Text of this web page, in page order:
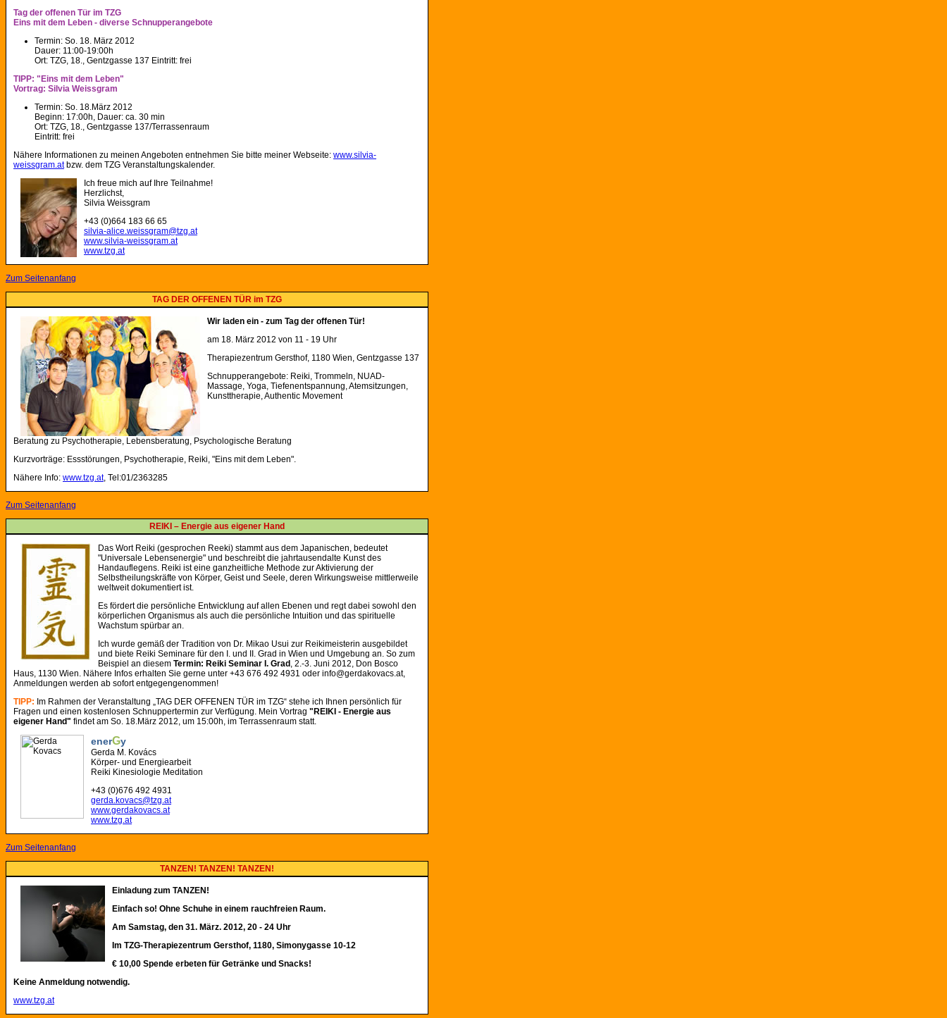
Tag der offenen Tür im TZG
Eins mit dem Leben - diverse Schnupperangebote
Termin: So. 18. März 2012
Dauer: 11:00-19:00h
Ort: TZG, 18., Gentzgasse 137 Eintritt: frei
TIPP: "Eins mit dem Leben"
Vortrag: Silvia Weissgram
Termin: So. 18.März 2012
Beginn: 17:00h, Dauer: ca. 30 min
Ort: TZG, 18., Gentzgasse 137/Terrassenraum
Eintritt: frei
Nähere Informationen zu meinen Angeboten entnehmen Sie bitte meiner Webseite: www.silvia-
weissgram.atbzw. dem TZG Veranstaltungskalender.
Ich freue mich auf Ihre Teilnahme!
Herzlichst,
Silvia Weissgram
+43 (0)664 183 66 65
silvia-alice.weissgram@tzg.at
www.silvia-weissgram.at
www.tzg.at
Zum Seitenanfang
TAG DER OFFENEN TÜR im TZG
Wir laden ein - zum Tag der offenen Tür!
am 18. März 2012 von 11 - 19 Uhr
Therapiezentrum Gersthof, 1180 Wien, Gentzgasse 137
Schnupperangebote: Reiki, Trommeln, NUAD-
Massage, Yoga, Tiefenentspannung, Atemsitzungen,
Kunsttherapie, Authentic Movement
Beratung zu Psychotherapie, Lebensberatung, Psychologische Beratung
Kurzvorträge: Essstörungen, Psychotherapie, Reiki, "Eins mit dem Leben".
Nähere Info: www.tzg.at, Tel:01/2363285
Zum Seitenanfang
REIKI – Energie aus eigener Hand
Das Wort Reiki (gesprochen Reeki) stammt aus dem Japanischen, bedeutet
"Universale Lebensenergie" und beschreibt die jahrtausendalte Kunst des
Handauflegens. Reiki ist eine ganzheitliche Methode zur Aktivierung der
Selbstheilungskräfte von Körper, Geist und Seele, deren Wirkungsweise mittlerweile
weltweit dokumentiert ist.
Es fördert die persönliche Entwicklung auf allen Ebenen und regt dabei sowohl den
körperlichen Organismus als auch die persönliche Intuition und das spirituelle
Wachstum spürbar an.
Ich wurde gemäß der Tradition von Dr. Mikao Usui zur Reikimeisterin ausgebildet
und biete Reiki Seminare für den I. und II. Grad in Wien und Umgebung an. So zum
Beispiel an diesem Termin: Reiki Seminar I. Grad , 2.-3. Juni 2012, Don Bosco
Haus, 1130 Wien. Nähere Infos erhalten Sie gerne unter +43 676 492 4931 oder info@gerdakovacs.at,
Anmeldungen werden ab sofort entgegengenommen!
TIPP: Im Rahmen der Veranstaltung „TAG DER OFFENEN TÜR im TZG“ stehe ich Ihnen persönlich für
Fragen und einen kostenlosen Schnuppertermin zur Verfügung. Mein Vortrag "REIKI - Energie aus
eigener Hand" findet am So. 18.März 2012, um 15:00h, im Terrassenraum statt.
enerGy
Gerda M. Kovács
Körper- und Energiearbeit
Reiki Kinesiologie Meditation
+43 (0)676 492 4931
gerda.kovacs@tzg.at
www.gerdakovacs.at
www.tzg.at
Zum Seitenanfang
TANZEN! TANZEN! TANZEN!
Einladung zum TANZEN!
Einfach so! Ohne Schuhe in einem rauchfreien Raum.
Am Samstag, den 31. März. 2012, 20 - 24 Uhr
Im TZG-Therapiezentrum Gersthof, 1180, Simonygasse 10-12
€ 10,00 Spende erbeten für Getränke und Snacks!
Keine Anmeldung notwendig.
www.tzg.at